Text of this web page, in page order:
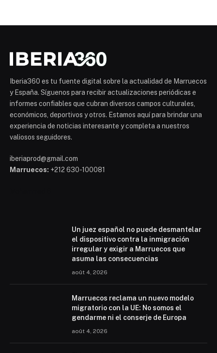
Iberia360 es tu fuente digital sobre la actualidad de Marruecos
y España. Síguenos para recibir actualizaciones periódicas e
informes confiables que cubran diversos campos culturales,
económicos, deportivos y otros. Estamos aquí para brindar una
experiencia de noticias interesante y completa a nuestros
valiosos seguidores.
iberiaprod@gmail.com
Marruecos: +212 630-100081
Un juez español no puede desmantelar
el dispositivo contra la inmigración
irregular y exigir a Marruecos que
asuma las consecuencias
août 4, 2026
Marruecos reclama un nuevo modelo
migratorio con la UE: No somos el
gendarme ni el conserje de Europa
août 4, 2026